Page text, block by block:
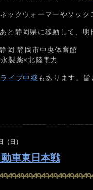
ックウォーマーやソッ
と静岡県に移動して、
岡 静岡市中央体育館
製薬×北陸電力
イブ中継もあります。
日）
動車東日本戦